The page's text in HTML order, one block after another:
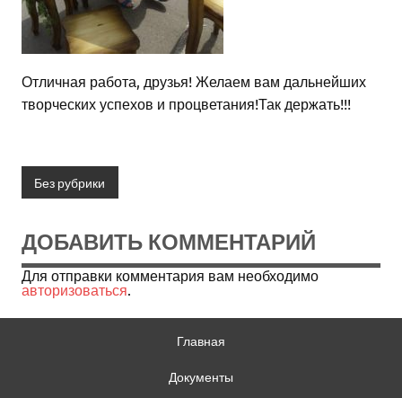
Отличная работа, друзья! Желаем вам дальнейших
творческих успехов и процветания!Так держать!!!
Без рубрики
ДОБАВИТЬ КОММЕНТАРИЙ
Для отправки комментария вам необходимо
авторизоваться.
Главная
Документы